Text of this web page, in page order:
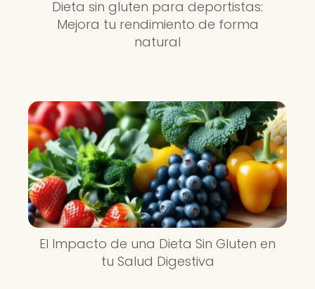
Dieta sin gluten para deportistas:
Mejora tu rendimiento de forma
natural
El Impacto de una Dieta Sin Gluten en
tu Salud Digestiva